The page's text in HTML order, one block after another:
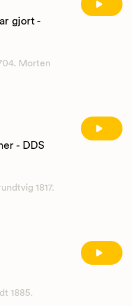
gjort -
Morten
- DDS
1817.
1885.